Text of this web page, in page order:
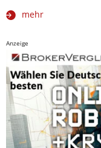
mehr
Anzeige